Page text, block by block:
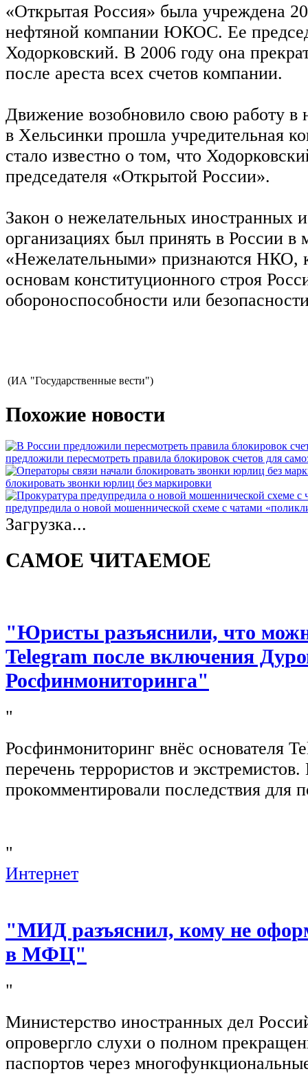
«Открытая Россия» была учреждена
нефтяной компании ЮКОС. Ее
Ходорковский. В 2006 году она
после ареста всех счетов компании.
Движение возобновило свою работу в
в Хельсинки прошла учредительная
стало известно о том, что
председателя «Открытой России».
Закон о нежелательных иностранных
организациях был принять в России в
«Нежелательными» признаются НКО,
основам конституционного строя
обороноспособности или
(ИА "Государственные вести")
Похожие новости
предложили пересмотреть правила блокировок счетов для
блокировать звонки юрлиц без маркировки
предупредила о новой мошеннической схеме с чатами
Загрузка...
САМОЕ ЧИТАЕМОЕ
"Юристы разъяснили, что
Telegram после включения
Росфинмониторинга"
"
Росфинмониторинг внёс основателя
перечень террористов и
прокомментировали последствия для
"
Интернет
"МИД разъяснил, кому не
в МФЦ"
"
Министерство иностранных дел
опровергло слухи о полном
паспортов через